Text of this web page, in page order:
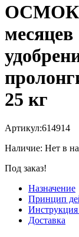
25 кг
Артикул:614914
Наличие: Нет в
Под заказ!
Назначение
Принцип
Доставка